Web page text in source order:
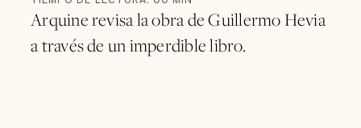
Arquine revisa la obra de Guillermo Hevia
a través de un imperdible libro.